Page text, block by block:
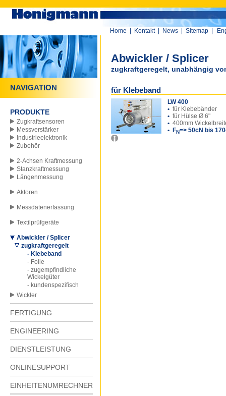
Home Kontakt News Sitemap
NAVIGATION
PRODUKTE
Zugkraftsensoren
Messverstärker
Industrieelektronik
Zubehör
2-Achsen Kraftmessung
Stanzkraftmessung
Längenmessung
Aktoren
Messdatenerfassung
Textilprüfgeräte
Abwickler / Splicer
zugkraftgeregelt
- Klebeband
- Folie
- zugempfindliche
Wickelgüter
- kundenspezifisch
Wickler
FERTIGUNG
ENGINEERING
DIENSTLEISTUNG
ONLINESUPPORT
EINHEITENUMRECHNER
Abwickler / Splicer
zugkraftgeregelt, unabhängig
für Klebeband
LW 400
• für Klebebänder
• für Hülse Ø 6"
• 400mm
• FN=> 50cN bis